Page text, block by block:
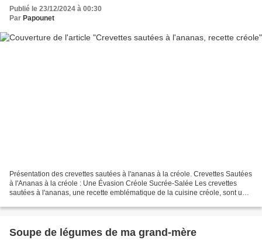
Publié le 23/12/2024 à 00:30
Par Papounet
Présentation des crevettes sautées à l'ananas à la créole. Crevettes Sautées
à l'Ananas à la créole : Une Évasion Créole Sucrée-Salée Les crevettes
sautées à l'ananas, une recette emblématique de la cuisine créole, sont un
Soupe de légumes de ma grand-mère